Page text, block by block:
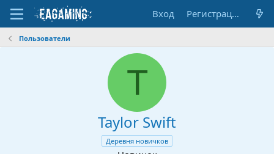
Вход Регистрация
Пользователи
T
Taylor Swift
Деревня новичков